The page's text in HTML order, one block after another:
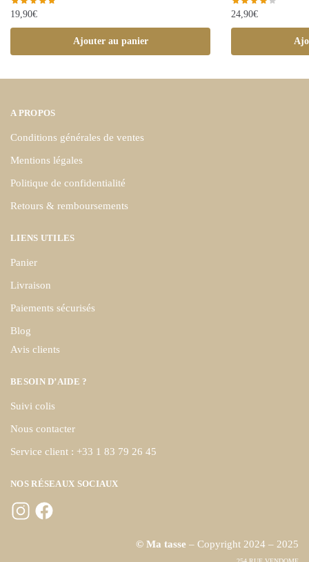
19,90€
Ajouter au panier
24,90€
A PROPOS
Conditions générales de ventes
Mentions légales
Politique de confidentialité
Retours & remboursements
LIENS UTILES
Panier
Livraison
Paiements sécurisés
Blog
Avis clients
BESOIN D’AIDE ?
Suivi colis
Nous contacter
Service client : +33 1 83 79 26 45
NOS RÉSEAUX SOCIAUX
© Ma tasse – Copyright 2024 – 2025